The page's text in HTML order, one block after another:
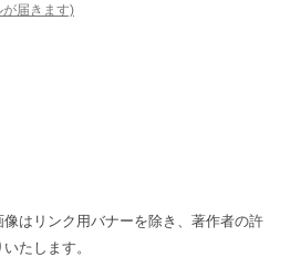
届きます)
はリンク用バナーを除き、著作者の許
たします。